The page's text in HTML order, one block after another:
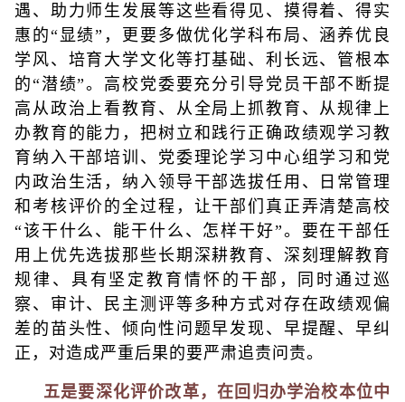
遇、助力师生发展等这些看得见、摸得着、得实
惠的“显绩”，更要多做优化学科布局、涵养优良
学风、培育大学文化等打基础、利长远、管根本
的“潜绩”。高校党委要充分引导党员干部不断提
高从政治上看教育、从全局上抓教育、从规律上
办教育的能力，把树立和践行正确政绩观学习教
育纳入干部培训、党委理论学习中心组学习和党
内政治生活，纳入领导干部选拔任用、日常管理
和考核评价的全过程，让干部们真正弄清楚高校
“该干什么、能干什么、怎样干好”。要在干部任
用上优先选拔那些长期深耕教育、深刻理解教育
规律、具有坚定教育情怀的干部，同时通过巡
察、审计、民主测评等多种方式对存在政绩观偏
差的苗头性、倾向性问题早发现、早提醒、早纠
正，对造成严重后果的要严肃追责问责。
五是要深化评价改革，在回归办学治校本位中